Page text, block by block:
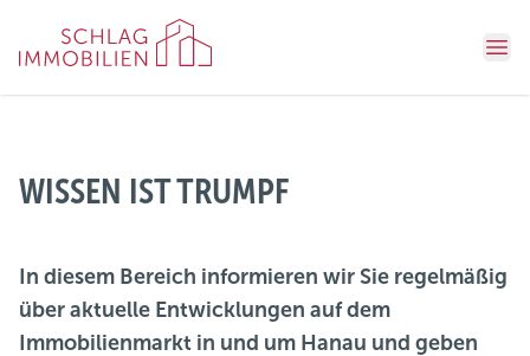
WISSEN IST TRUMPF
In diesem Bereich informieren wir Sie regelmäßig
über aktuelle Entwicklungen auf dem
Immobilienmarkt in und um Hanau und geben